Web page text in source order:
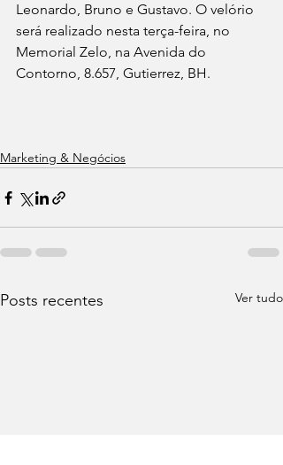
Leonardo, Bruno e Gustavo. O velório
será realizado nesta terça-feira, no
Memorial Zelo, na Avenida do
Contorno, 8.657, Gutierrez, BH.
Marketing & Negócios
Posts recentes Ver tudo